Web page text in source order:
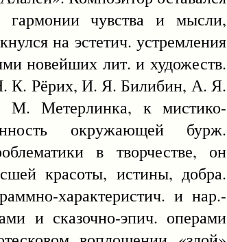
гармонии чувства и мысли,
на эстетич. устремления
новейших лит. и художеств.
К. Рёрих, И. Я. Билибин, А. Я.
М. Метерлинка, к мистико-
окружающей бурж.
в творчестве, он
красоты, истины, добра.
характеристич. и нар.-
и сказочно-эпич. операми